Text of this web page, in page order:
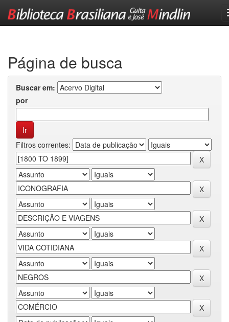
Página de busca
Buscar em:
por
Filtros correntes: